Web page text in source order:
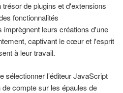
de plugins et d'extensions
fonctionnalités
leurs créations d'une
captivant le cœur et l'esprit
à leur travail.
sélectionner l’éditeur JavaScript
compte sur les épaules de